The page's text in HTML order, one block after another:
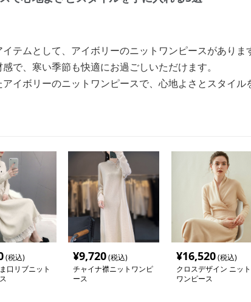
テムとして、アイボリーのニットワンピースがありま
で、寒い季節も快適にお過ごしいただけます。
イボリーのニットワンピースで、心地よさとスタイル
(税込)
口リブニット
¥9,720(税込)
チャイナ襟ニットワンピ
ース
¥16,520(税込)
クロスデザイン ニット
ワンピース